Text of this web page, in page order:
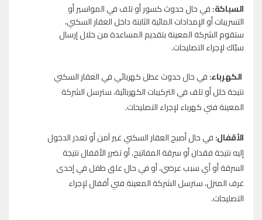
السباكة:في حال حدوث كسور أو تلف في المواسير أو
التسريبات أو الإمدادات المائية الثابتة داخل العقار السكني،
ستقوم الشركة المعينة بتقديم المساعدة من خلال إرسال
سبّاك لإجراء التصليحات.
الكهرباء:في حال حدوث عطل كهربائي في العقار السكني
نتيجة خلل أو تلف في التركيبات الكهربائية، سترسل الشركة
المعينة فني كهرباء لإجراء التصليحات.
الأقفال:في حال أصبح العقار السكني غير آمن أو تعذر الدخول
إليه نتيجة فقدان أو سرقة المفاتيح، أو تضرر الأقفال نتيجة
السرقة أو أي سبب عرضي، أو في حال علق طفل في إحدى
غرف المنزل، سترسل الشركة المعينة فني أقفال لإجراء
التصليحات.